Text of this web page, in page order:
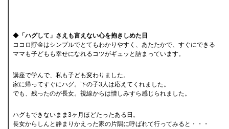
◆ 「ハグして」さえも言えない心を抱きしめた日
ココロ貯金はシンプルでとてもわかりやすく、あたたかで、すぐにできる
ママも子どもも幸せになれるコツがギュッと詰まっています。
講座で学んで、私も子ども変わりました。
家に帰ってすぐにハグ。下の子3人は応えてくれました。
でも、残ったのが長女。視線からは憎しみすら感じられました。
ハグもできないまま3ヶ月ほどたったある日。
長女からしんと静まりかえった家の片隅に呼ばれて行ってみると・・・